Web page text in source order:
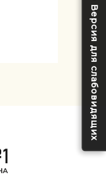
Версия для слабовидящих